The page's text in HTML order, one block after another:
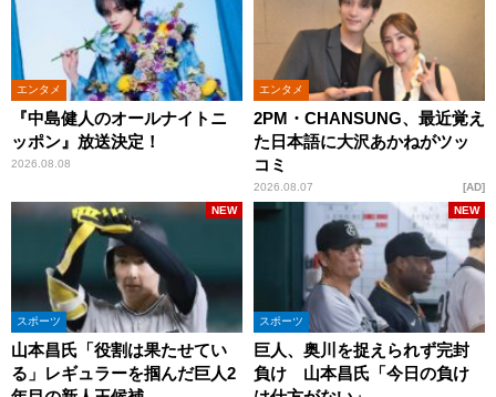
エンタメ
『中島健人のオールナイトニ
ッポン』放送決定！
2026.08.08
エンタメ
2PM・CHANSUNG、最近覚え
た日本語に大沢あかねがツッ
コミ
2026.08.07 AD
スポーツ
山本昌氏「役割は果たせてい
る」レギュラーを掴んだ巨人2
NEW
スポーツ
巨人、奥川を捉えられず完封
負け 山本昌氏「今日の負け
NEW